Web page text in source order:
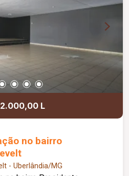
L
no bairro
- Uberlândia/MG